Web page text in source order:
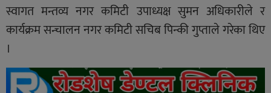
स्वागत मन्तव्य नगर कमिटी उपाध्यक्ष सुमन अधिकारीले र
कार्यक्रम सन्चालन नगर कमिटी सचिब पिन्की गुप्ताले गरेका थिए
।